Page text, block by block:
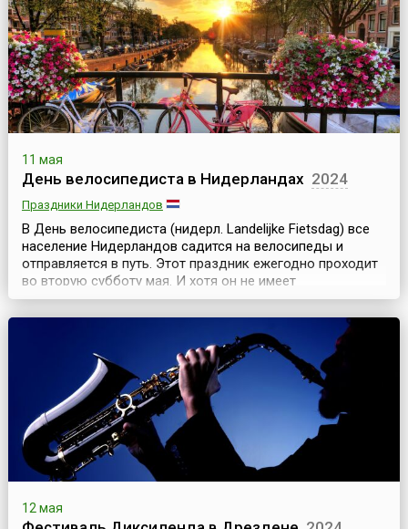
11 мая
День велосипедиста в Нидерландах 2024
Праздники Нидерландов
В День велосипедиста (нидерл. Landelijke Fietsdag) все
население Нидерландов садится на велосипеды и
отправляется в путь. Этот праздник ежегодно проходит
во вторую субботу мая. И хотя он не имеет
официального статуса, но весьма популярен в стране. К
тому же, он совпадает с Днем мельника, поэтому во все
велосипедные маршруты для туристов включаются
посещения ветряных мельниц, которые являются
12 мая